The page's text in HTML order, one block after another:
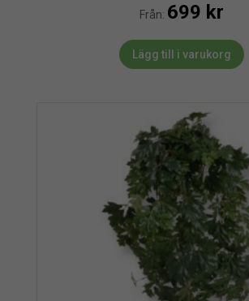
Från: 699 kr
Lägg till i varukorg